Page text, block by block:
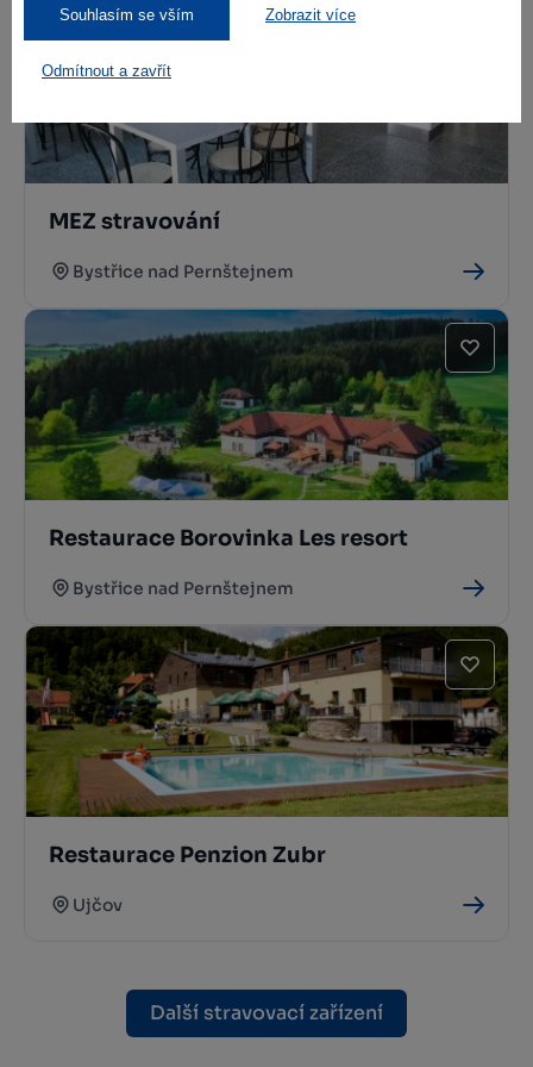
Souhlasím se vším Zobrazit více
Odmítnout a zavřít
MEZ stravování
Bystřice nad Pernštejnem
Restaurace Borovinka Les resort
Bystřice nad Pernštejnem
Restaurace Penzion Zubr
Ujčov
Další stravovací zařízení